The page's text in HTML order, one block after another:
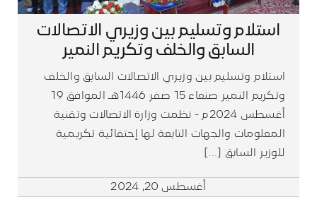
استلام وتسليم بين وزيري الاتصالات
السابق والخلف وتكريم النمير
استلام وتسليم بين وزيري الاتصالات السابق والخلف
وتكريم النمير صنعاء 15 صفر 1446هـ الموافق 19
أغسطس 2024م - نظمت وزارة الاتصالات وتقنية
المعلومات والجهات التابعة لها إحتفائية تكريمية
للوزير السابق [...]
أغسطس 20, 2024